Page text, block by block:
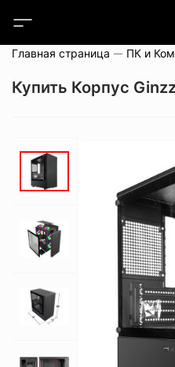
Главная страница ПК и
Купить Корпус